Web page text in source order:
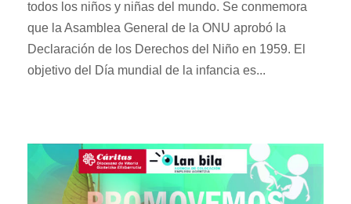
todos los niños y niñas del mundo. Se conmemora
que la Asamblea General de la ONU aprobó la
Declaración de los Derechos del Niño en 1959. El
objetivo del Día mundial de la infancia es...